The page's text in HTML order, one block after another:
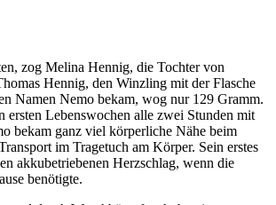
zog Melina Hennig, die Tochter von
Hennig, den Winzling mit der Flasche
Namen Nemo bekam, wog nur 129 Gramm.
ersten Lebenswochen alle zwei Stunden mit
bekam ganz viel körperliche Nähe beim
im Tragetuch am Körper. Sein erstes
akkubetriebenen Herzschlag, wenn die
benötigte.